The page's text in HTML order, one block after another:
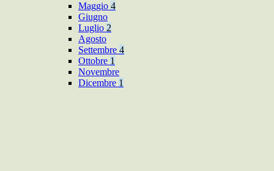
Maggio 4
Giugno
Luglio 2
Agosto
Settembre 4
Ottobre 1
Novembre
Dicembre 1